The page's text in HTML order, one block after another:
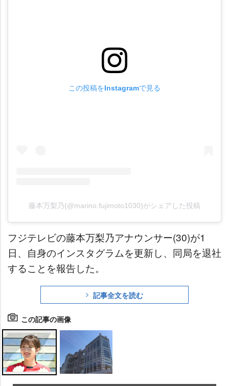
この投稿をInstagramで見る
藤本万梨乃(@marino.fujimoto1030)がシェアした投稿
フジテレビの藤本万梨乃アナウンサー(30)が1
日、自身のインスタグラムを更新し、同局を退社
することを報告した。
記事全文を読む
この記事の画像